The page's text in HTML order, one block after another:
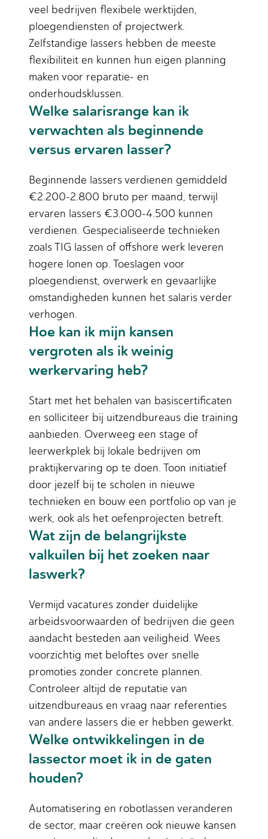
veel bedrijven flexibele werktijden,
ploegendiensten of projectwerk.
Zelfstandige lassers hebben de meeste
flexibiliteit en kunnen hun eigen planning
maken voor reparatie- en
onderhoudsklussen.
Welke salarisrange kan ik
verwachten als beginnende
versus ervaren lasser?
Beginnende lassers verdienen gemiddeld
€2.200-2.800 bruto per maand, terwijl
ervaren lassers €3.000-4.500 kunnen
verdienen. Gespecialiseerde technieken
zoals TIG lassen of offshore werk leveren
hogere lonen op. Toeslagen voor
ploegendienst, overwerk en gevaarlijke
omstandigheden kunnen het salaris verder
verhogen.
Hoe kan ik mijn kansen
vergroten als ik weinig
werkervaring heb?
Start met het behalen van basiscertificaten
en solliciteer bij uitzendbureaus die training
aanbieden. Overweeg een stage of
leerwerkplek bij lokale bedrijven om
praktijkervaring op te doen. Toon initiatief
door jezelf bij te scholen in nieuwe
technieken en bouw een portfolio op van je
werk, ook als het oefenprojecten betreft.
Wat zijn de belangrijkste
valkuilen bij het zoeken naar
laswerk?
Vermijd vacatures zonder duidelijke
arbeidsvoorwaarden of bedrijven die geen
aandacht besteden aan veiligheid. Wees
voorzichtig met beloftes over snelle
promoties zonder concrete plannen.
Controleer altijd de reputatie van
uitzendbureaus en vraag naar referenties
van andere lassers die er hebben gewerkt.
Welke ontwikkelingen in de
lassector moet ik in de gaten
houden?
Automatisering en robotlassen veranderen
de sector, maar creëren ook nieuwe kansen